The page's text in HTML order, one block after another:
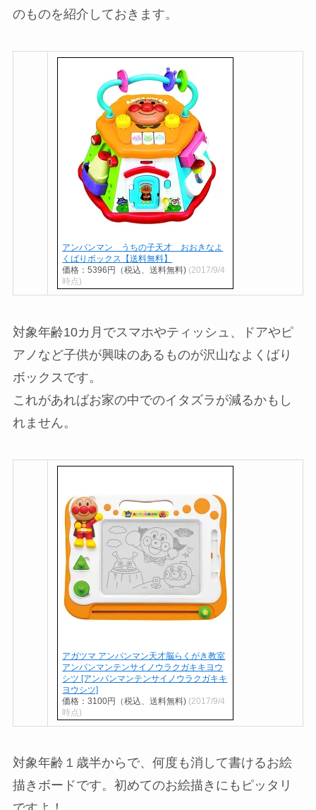
のものを紹介しておきます。
アンパンマン うちの子天才 おおきなよ
くばりボックス【送料無料】
価格：5396円（税込、送料無料) (2017/9/4
時点)
対象年齢10カ月でスマホやティッシュ、ドアやピ
アノなど子供が興味のあるものが沢山なよくばり
ボックスです。
これがあればお家の中でのイタズラが減るかもし
れません。
アガツマ アンパンマン天才脳らくがき教室
アンパンマンテンサイノウラクガキキヨウ
シツ [アンパンマンテンサイノウラクガキキ
ヨウシツ]
価格：3100円（税込、送料無料) (2017/9/4
時点)
対象年齢１歳半からで、何度も消して書けるお絵
描きボードです。初めてのお絵描きにもピッタリ